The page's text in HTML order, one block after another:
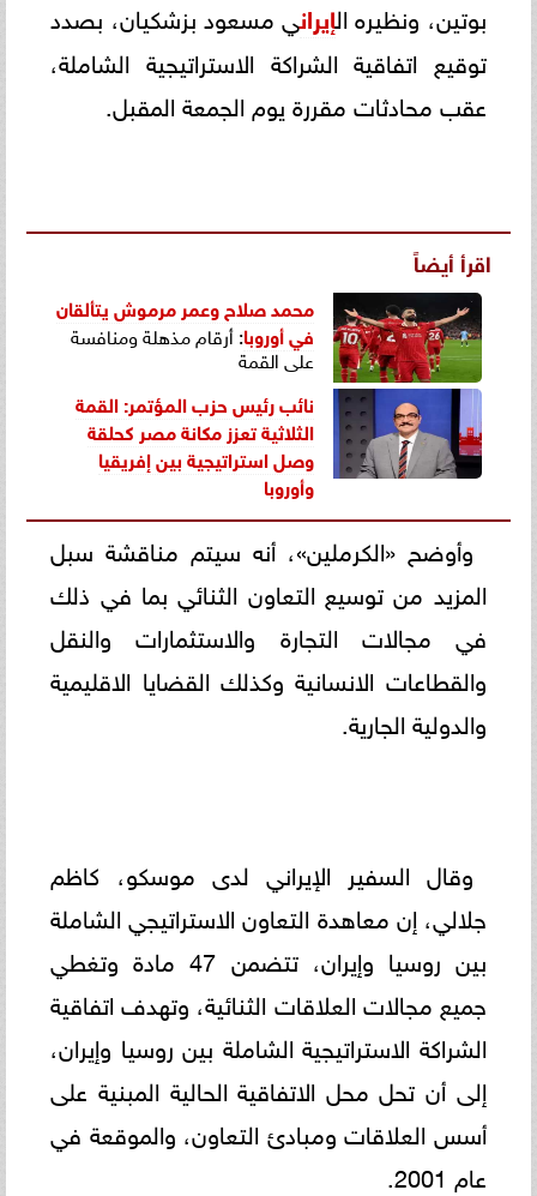
بوتين، ونظيره الإيراني مسعود بزشكيان، بصدد
توقيع اتفاقية الشراكة الاستراتيجية الشاملة،
عقب محادثات مقررة يوم الجمعة المقبل.
اقرأ أيضاً
محمد صلاح وعمر مرموش يتألقان
فيأوروبا: أرقام مذهلة ومنافسة
على القمة
نائب رئيس حزب المؤتمر: القمة
الثلاثية تعزز مكانة مصر كحلقة
وصل استراتيجية بين إفريقيا
وأوروبا
وأوضح «الكرملين»، أنه سيتم مناقشة سبل
المزيد من توسيع التعاون الثنائي بما في ذلك
في مجالات التجارة والاستثمارات والنقل
والقطاعات الانسانية وكذلك القضايا الاقليمية
والدولية الجارية.
وقال السفير الإيراني لدى موسكو، كاظم
جلالي، إن معاهدة التعاون الاستراتيجي الشاملة
بين روسيا وإيران، تتضمن 47 مادة وتغطي
جميع مجالات العلاقات الثنائية، وتهدف اتفاقية
الشراكة الاستراتيجية الشاملة بين روسيا وإيران،
إلى أن تحل محل الاتفاقية الحالية المبنية على
أسس العلاقات ومبادئ التعاون، والموقعة في
عام 2001.